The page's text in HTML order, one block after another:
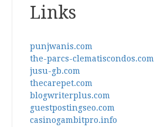
Links
punjwanis.com
the-parcs-clematiscondos.com
jusu-gb.com
thecarepet.com
blogwriterplus.com
guestpostingseo.com
casinogambitpro.info